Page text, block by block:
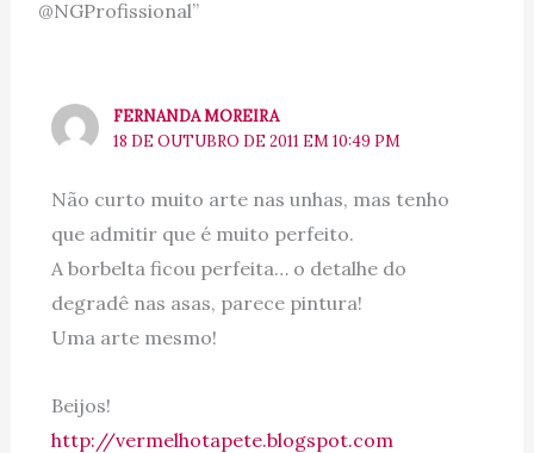
@NGProfissional”
FERNANDA MOREIRA
18 DE OUTUBRO DE 2011 EM 10:49 PM
Não curto muito arte nas unhas, mas tenho
que admitir que é muito perfeito.
A borbelta ficou perfeita… o detalhe do
degradê nas asas, parece pintura!
Uma arte mesmo!
Beijos!
http://vermelhotapete.blogspot.com